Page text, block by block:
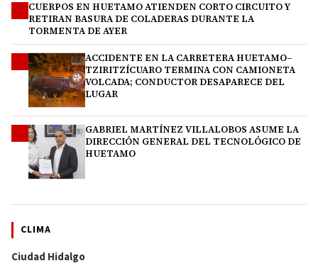
CUERPOS EN HUETAMO ATIENDEN CORTO CIRCUITO Y
RETIRAN BASURA DE COLADERAS DURANTE LA
TORMENTA DE AYER
ACCIDENTE EN LA CARRETERA HUETAMO–
TZIRITZÍCUARO TERMINA CON CAMIONETA
VOLCADA; CONDUCTOR DESAPARECE DEL
LUGAR
GABRIEL MARTÍNEZ VILLALOBOS ASUME LA
DIRECCIÓN GENERAL DEL TECNOLÓGICO DE
HUETAMO
CLIMA
Ciudad Hidalgo